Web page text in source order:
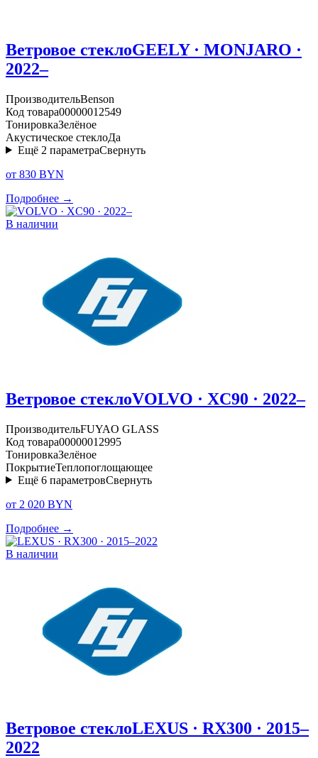
Ветровое стеклоGEELY · MONJARO ·
2022–
ПроизводительBenson
Код товара00000012549
ТонировкаЗелёное
Акустическое стеклоДа
Ещё 2 параметраСвернуть
от 830 BYN
Подробнее →
В наличии
Ветровое стеклоVOLVO · XC90 · 2022–
ПроизводительFUYAO GLASS
Код товара00000012995
ТонировкаЗелёное
ПокрытиеТеплопоглощающее
Ещё 6 параметровСвернуть
от 2 020 BYN
Подробнее →
В наличии
Ветровое стеклоLEXUS · RX300 · 2015–
2022